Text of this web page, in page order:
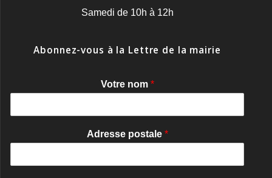
Samedi de 10h à 12h
Abonnez-vous à la Lettre de la mairie
Votre nom *
Adresse postale *